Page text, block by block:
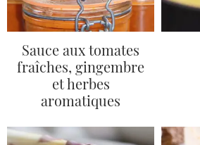
Sauce aux tomates
fraîches, gingembre
et herbes
aromatiques